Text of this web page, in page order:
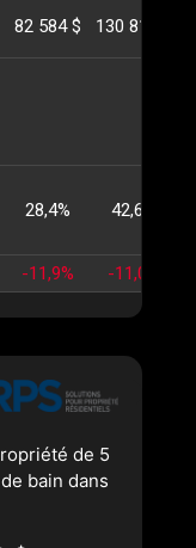
82 584 $ 130 811 $
28,4% 42,6%
-11,9% -11,0%
de 5
bain dans